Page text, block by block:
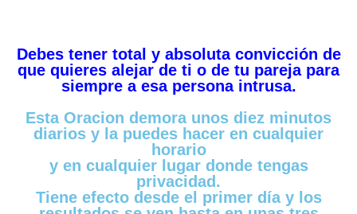
Debes tener total y absoluta convicción de
que quieres alejar de ti o de tu pareja para
siempre a esa persona intrusa.
Esta Oracion demora unos diez minutos
diarios y la puedes hacer en cualquier
horario
y en cualquier lugar donde tengas
privacidad.
Tiene efecto desde el primer día y los